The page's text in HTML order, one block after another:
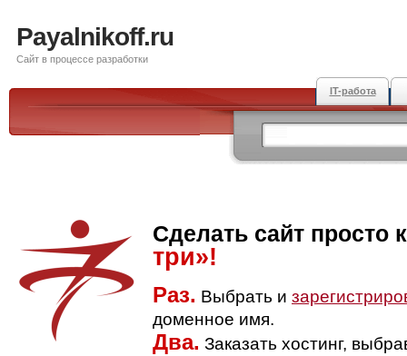
Payalnikoff.ru
Сайт в процессе разработки
IT-работа
Сделать сайт просто
три»!
Раз. Выбрать и
доменное имя.
Два. Заказать хостинг,